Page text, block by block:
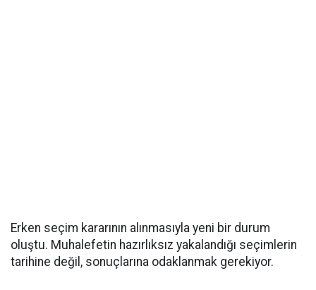
Erken seçim kararının alınmasıyla yeni bir durum
oluştu. Muhalefetin hazırlıksız yakalandığı seçimlerin
tarihine değil, sonuçlarına odaklanmak gerekiyor.